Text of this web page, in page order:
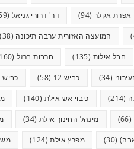
אפרת אקלר(94) דר' דרורי גניאל(59)
המועצה האזורית ערבה תיכונה (38)
חבל אילות (135) חרבות ברזל(160)
(34) כביש 12 (58) כביש 25
(214) כיבוי אש אילת (140)
(66) מינהל החינוך אילת (34)
(30) מפרץ אילת(124)